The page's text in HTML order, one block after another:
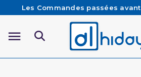
Les Commandes passées avant
sont préparées et
Besoin d'aide ?
Livraison offerte à partir de